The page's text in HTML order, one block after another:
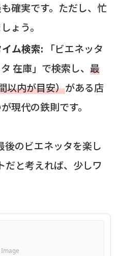
確実です。ただし、忙
ょう。
ム検索: 「ビエネッタ
在庫」で検索し、 最
以内が目安）がある店
現代の鉄則です。
後のビエネッタを楽し
だと考えれば、少しワ
Image